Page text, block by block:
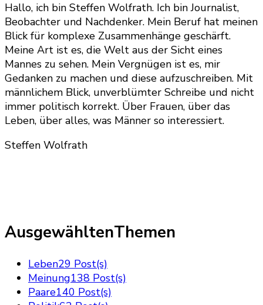
Hallo, ich bin Steffen Wolfrath. Ich bin Journalist,
Beobachter und Nachdenker. Mein Beruf hat meinen
Blick für komplexe Zusammenhänge geschärft.
Meine Art ist es, die Welt aus der Sicht eines
Mannes zu sehen. Mein Vergnügen ist es, mir
Gedanken zu machen und diese aufzuschreiben. Mit
männlichem Blick, unverblümter Schreibe und nicht
immer politisch korrekt. Über Frauen, über das
Leben, über alles, was Männer so interessiert.
Steffen Wolfrath
AusgewähltenThemen
Leben29 Post(s)
Meinung138 Post(s)
Paare140 Post(s)